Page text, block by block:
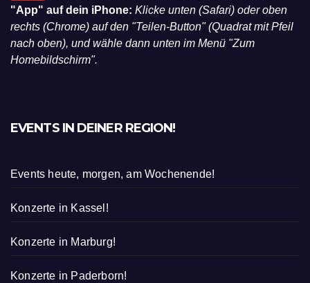
"App" auf dein iPhone: Klicke unten (Safari) oder oben
rechts (Chrome) auf den "Teilen-Button" (Quadrat mit Pfeil
nach oben), und wähle dann unten im Menü "Zum
Homebildschirm".
EVENTS IN DEINER REGION!
Events heute, morgen, am Wochenende!
Konzerte in Kassel!
Konzerte in Marburg!
Konzerte in Paderborn!